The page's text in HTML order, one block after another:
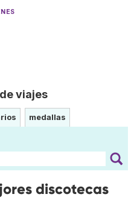
viajes
medallas
discotecas